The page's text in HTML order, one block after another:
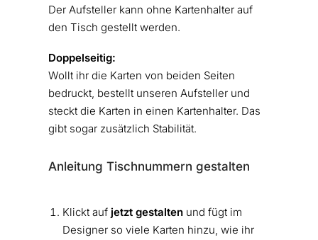
Der Aufsteller kann ohne Kartenhalter auf
den Tisch gestellt werden.
Doppelseitig:
Wollt ihr die Karten von beiden Seiten
bedruckt, bestellt unseren Aufsteller und
steckt die Karten in einen Kartenhalter. Das
gibt sogar zusätzlich Stabilität.
Anleitung Tischnummern gestalten
Klickt auf jetzt gestaltenund fügt im
Designer so viele Karten hinzu, wie ihr